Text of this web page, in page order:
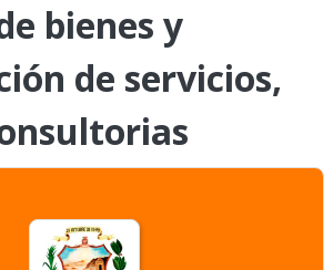
bienes y
de servicios,